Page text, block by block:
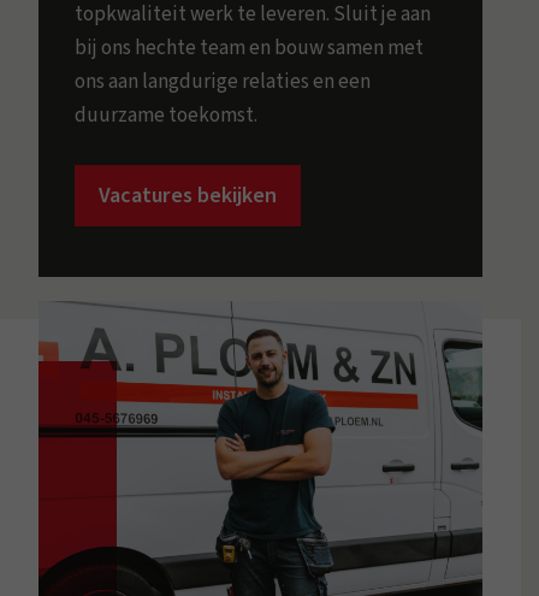
topkwaliteit werk te leveren. Sluit je aan
bij ons hechte team en bouw samen met
ons aan langdurige relaties en een
duurzame toekomst.
Vacatures bekijken